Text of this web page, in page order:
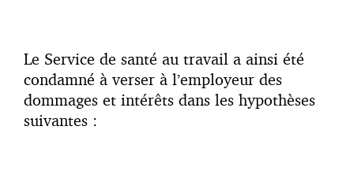
Le Service de santé au travail a ainsi été
condamné à verser à l’employeur des
dommages et intérêts dans les hypothèses
suivantes :